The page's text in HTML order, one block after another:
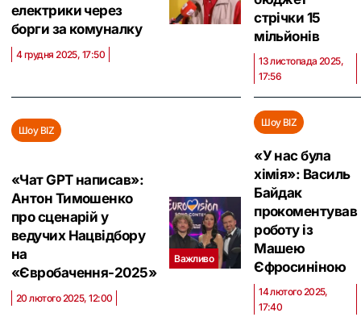
електрики через
борги за комуналку
4 грудня 2025, 17:50
стрічки 15
мільйонів
13 листопада 2025,
17:56
Важливо
Шоу BIZ
«Чат GPT написав»:
Антон Тимошенко
про сценарій у
ведучих Нацвідбору
на
«Євробачення-2025»
20 лютого 2025, 12:00
Шоу BIZ
«У нас була
хімія»: Василь
Байдак
прокоментував
роботу із
Машею
Єфросиніною
14 лютого 2025,
17:40